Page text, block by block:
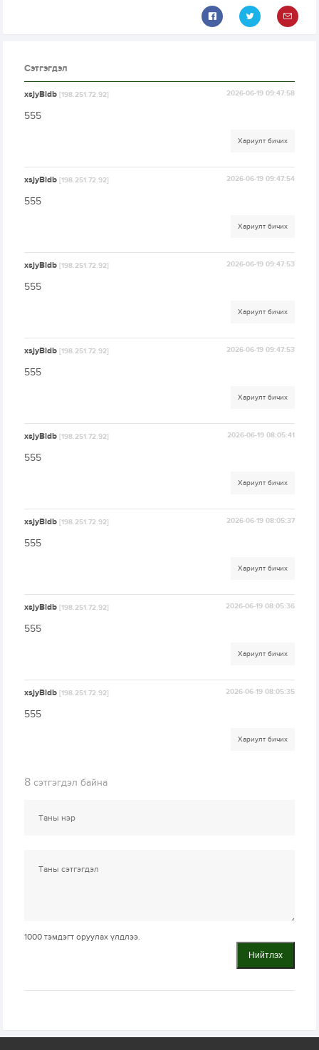
Сэтгэгдэл
xsjyBldb[198.251.72.92] 2026-06-19 09:47:58
555
Хариулт бичих
xsjyBldb[198.251.72.92] 2026-06-19 09:47:54
555
Хариулт бичих
xsjyBldb[198.251.72.92] 2026-06-19 09:47:53
555
Хариулт бичих
xsjyBldb[198.251.72.92] 2026-06-19 09:47:53
555
Хариулт бичих
xsjyBldb[198.251.72.92] 2026-06-19 08:05:41
555
Хариулт бичих
xsjyBldb[198.251.72.92] 2026-06-19 08:05:37
555
Хариулт бичих
xsjyBldb[198.251.72.92] 2026-06-19 08:05:36
555
Хариулт бичих
xsjyBldb[198.251.72.92] 2026-06-19 08:05:35
555
Хариулт бичих
8 сэтгэгдэл байна
1000 тэмдэгт оруулах үлдлээ.
Нийтлэх